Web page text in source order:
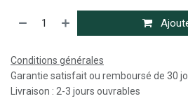
Conditions générales
Garantie satisfait ou remboursé de 30
Livraison : 2-3 jours ouvrables